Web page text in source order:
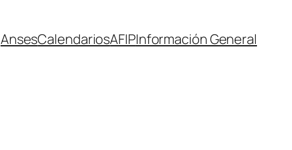
AnsesCalendariosAFIPInformación General